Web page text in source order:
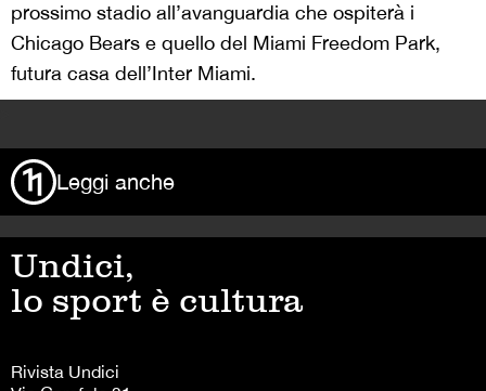
prossimo stadio all’avanguardia che ospiterà i
Chicago Bears e quello del Miami Freedom Park,
futura casa dell’Inter Miami.
Leggi anche
Undici,
lo sport è cultura
Rivista Undici